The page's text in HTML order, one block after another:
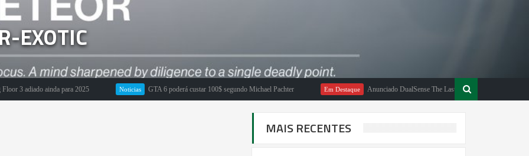
EXOTIC
ainda para 2025 Noticias GTA 6 poderá custar 100$ segundo Michael Pachter Em Destaque Anunciado DualSense The Last of Us Limited Edition
MAIS RECENTES